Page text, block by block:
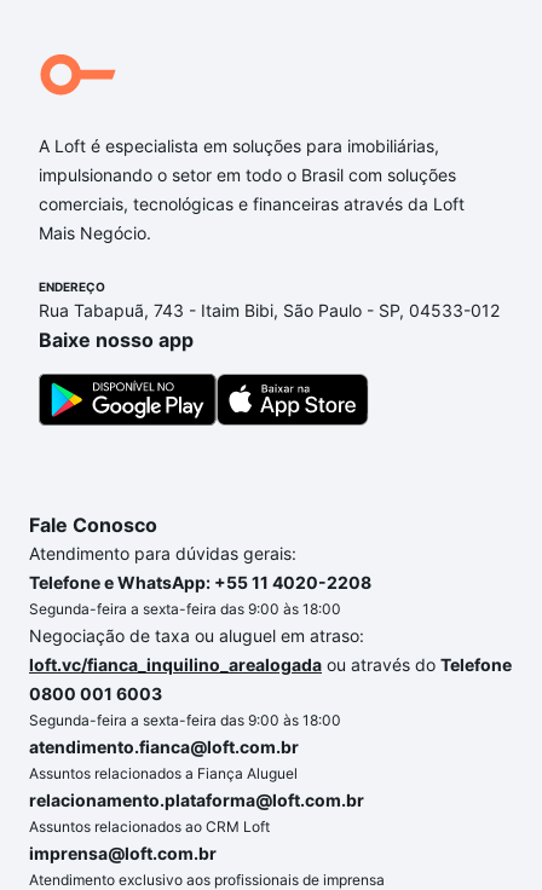
Jaraguá do Sul, SC?
Imóveis à venda em Água Verde, Jaraguá do Sul, SC
que custam a partir de R$ 0 e com nossas opções
de financiamento imobiliário as parcelas podem se
adequar ao seu orçamento. Se ainda tem alguma
compra, veja em nosso portal
um apartamento
e conte com a gente para comprar
o imóvel dos seus sonhos com segurança e
conforto. Loft, com você até as chaves.
A Loft é especialista em soluções para imobiliárias,
impulsionando o setor em todo o Brasil com soluções
comerciais, tecnológicas e financeiras através da Loft
Mais Negócio.
ENDEREÇO
Rua Tabapuã, 743 - Itaim Bibi, São Paulo - SP, 04533-012
Baixe nosso app
Fale Conosco
Atendimento para dúvidas gerais:
Telefone e WhatsApp: +55 11 4020-2208
Segunda-feira a sexta-feira das 9:00 às 18:00
Negociação de taxa ou aluguel em atraso:
loft.vc/fianca_inquilino_arealogada ou através do Telefone
0800 001 6003
Segunda-feira a sexta-feira das 9:00 às 18:00
atendimento.fianca@loft.com.br
Assuntos relacionados a Fiança Aluguel
relacionamento.plataforma@loft.com.br
Assuntos relacionados ao CRM Loft
imprensa@loft.com.br
Atendimento exclusivo aos profissionais de imprensa